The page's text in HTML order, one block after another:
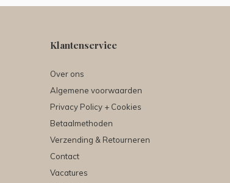
Klantenservice
Over ons
Algemene voorwaarden
Privacy Policy + Cookies
Betaalmethoden
Verzending & Retourneren
Contact
Vacatures